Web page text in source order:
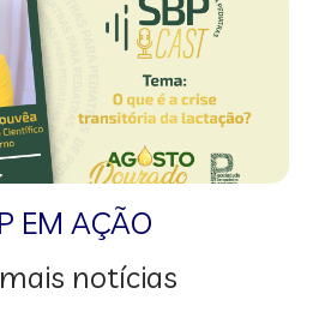
EM AÇÃO
notícias